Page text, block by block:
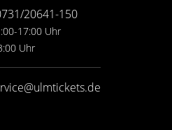
20641-150
17:00 Uhr
Uhr